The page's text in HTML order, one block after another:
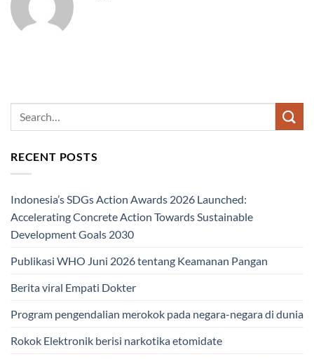
RECENT POSTS
Indonesia’s SDGs Action Awards 2026 Launched:
Accelerating Concrete Action Towards Sustainable
Development Goals 2030
Publikasi WHO Juni 2026 tentang Keamanan Pangan
Berita viral Empati Dokter
Program pengendalian merokok pada negara-negara di dunia
Rokok Elektronik berisi narkotika etomidate